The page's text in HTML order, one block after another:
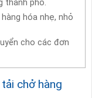
thành phố.
hóa nhẹ, nhỏ
cho các đơn
chở hàng